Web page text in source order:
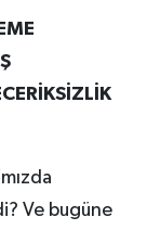
Ve bugüne